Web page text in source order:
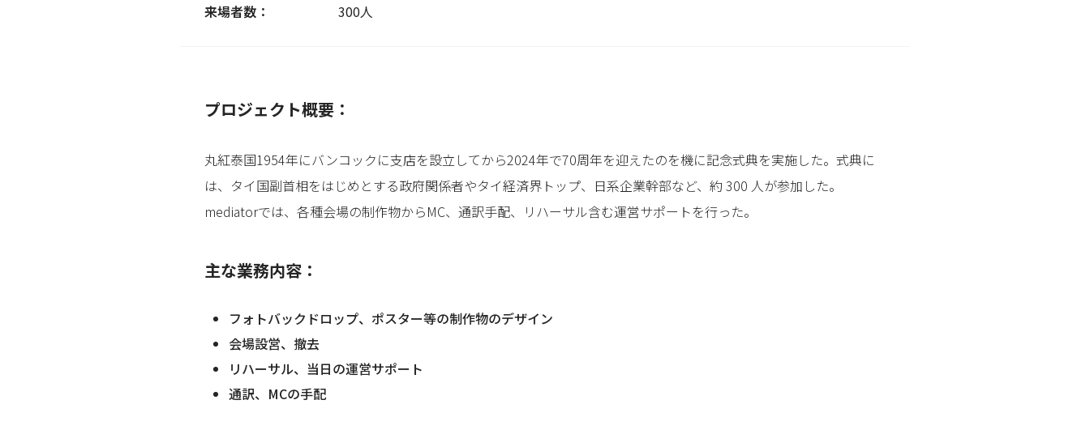
来場者数：
300人
プロジェクト概要：
丸紅泰国1954年にバンコックに支店を設立してから2024年で70周年を迎えたのを機に記念式典を実施した。式典に
は、タイ国副首相をはじめとする政府関係者やタイ経済界トップ、日系企業幹部など、約 300 人が参加した。
mediatorでは、各種会場の制作物からMC、通訳手配、リハーサル含む運営サポートを行った。
主な業務内容：
フォトバックドロップ、ポスター等の制作物のデザイン
会場設営、撤去
リハーサル、当日の運営サポート
通訳、MCの手配